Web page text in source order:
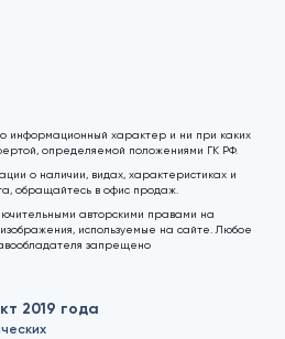
информационный характер и ни при каких
определяемой положениями ГК РФ.
о наличии, видах, характеристиках и
обращайтесь в офис продаж.
авторскими правами на
используемые на сайте. Любое
запрещено
2019 года